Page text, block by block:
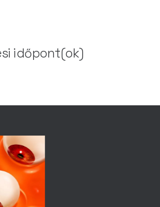
időpont(ok)